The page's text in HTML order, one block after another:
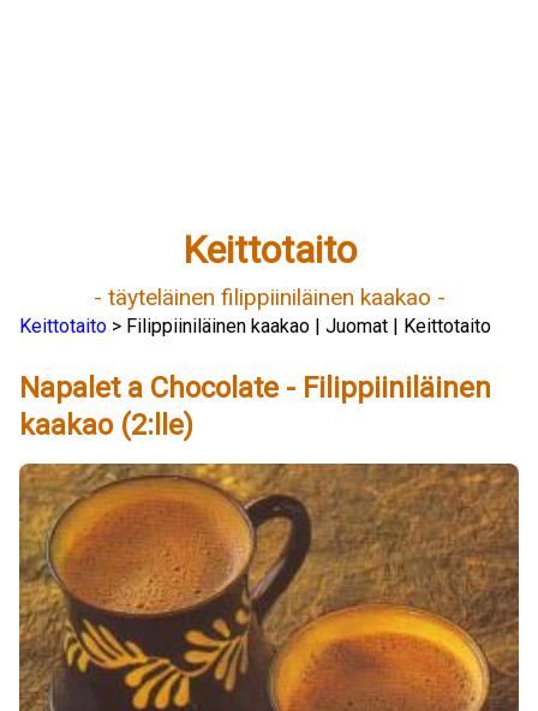
Keittotaito
- täyteläinen filippiiniläinen kaakao -
Keittotaito > Filippiiniläinen kaakao | Juomat | Keittotaito
Napalet a Chocolate - Filippiiniläinen
kaakao (2:lle)